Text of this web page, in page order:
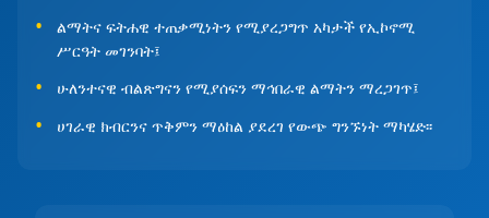
ልማትና ፍትሐዊ ተጠቃሚነትን የሚያረጋግጥ አካታች የኢኮኖሚ
ሥርዓት መገንባት፤
ሁለንተናዊ ብልጽግናን የሚያሰፍን ማኅበራዊ ልማትን ማረጋገጥ፤
ሀገራዊ ክብርንና ጥቅምን ማዕከል ያደረገ የውጭ ግንኙነት ማካሄድ፡፡